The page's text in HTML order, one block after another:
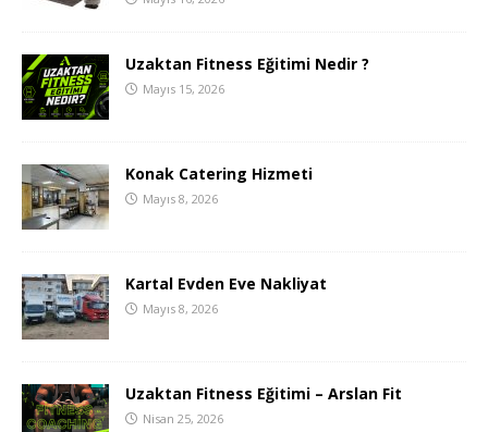
Uzaktan Fitness Eğitimi Nedir ?
Mayıs 15, 2026
Konak Catering Hizmeti
Mayıs 8, 2026
Kartal Evden Eve Nakliyat
Mayıs 8, 2026
Uzaktan Fitness Eğitimi – Arslan Fit
Nisan 25, 2026